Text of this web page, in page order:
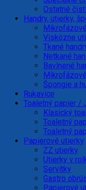
Ostatné
Handry, utierky,
Viskózne
Tkané
Netkané
Bavlnené
Špongie a
Rukavice
Toaletný papier /
Klasický
Toaletný
Toaletný
Papierové utierky
ZZ utierky
Utierky v
Servítky
Gastro
Papierové